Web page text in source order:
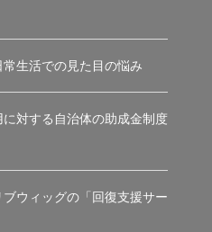
生活での見た目の悩み
対する自治体の助成金制度
ウィッグの「回復支援サー